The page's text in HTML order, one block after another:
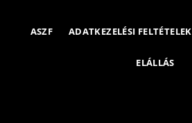
ASZF ADATKEZELÉSI FELTÉTELEK
ELÁLLÁS